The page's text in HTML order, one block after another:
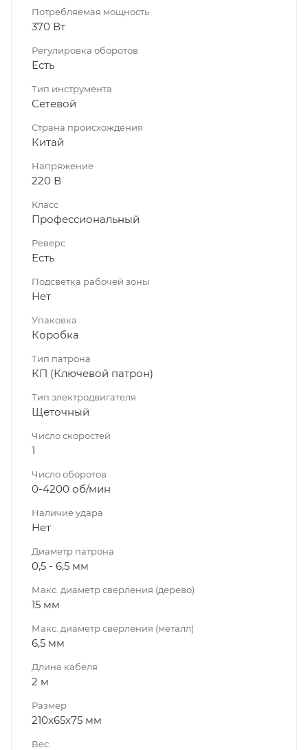
Потребляемая мощность
370 Вт
Регулировка оборотов
Есть
Тип инструмента
Сетевой
Страна происхождения
Китай
Напряжение
220 В
Класс
Профессиональный
Реверс
Есть
Подсветка рабочей зоны
Нет
Упаковка
Коробка
Тип патрона
КП (Ключевой патрон)
Тип электродвигателя
Щеточный
Число скоростей
1
Число оборотов
0-4200 об/мин
Наличие удара
Нет
Диаметр патрона
0,5 - 6,5 мм
Макс. диаметр сверления (дерево)
15 мм
Макс. диаметр сверления (металл)
6,5 мм
Длина кабеля
2 м
Размер
210x65x75 мм
Вес